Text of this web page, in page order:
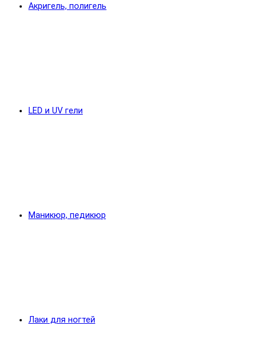
Акригель, полигель
LED и UV гели
Маникюр, педикюр
Лаки для ногтей